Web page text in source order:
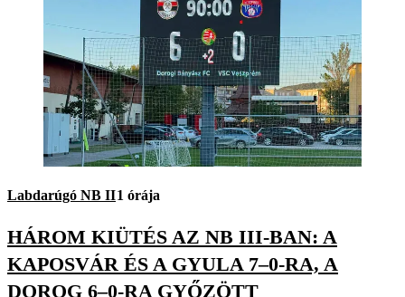
Labdarúgó NB II1 órája
HÁROM KIÜTÉS AZ NB III-BAN: A
KAPOSVÁR ÉS A GYULA 7–0-RA, A
DOROG 6–0-RA GYŐZÖTT